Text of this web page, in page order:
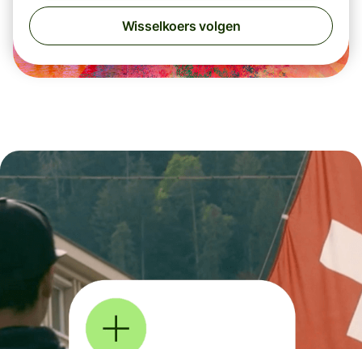
Wisselkoers volgen